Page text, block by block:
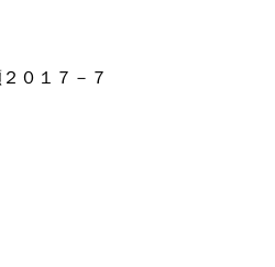
０１７－７